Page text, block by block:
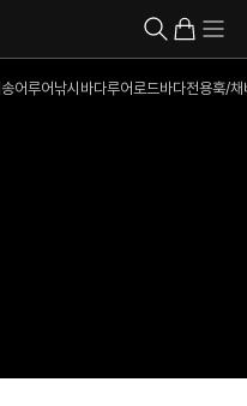
송어루어낚시 바다루어로드바다전용훅/채